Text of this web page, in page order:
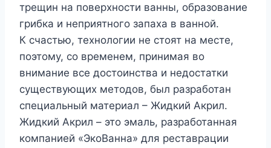
трещин на поверхности ванны, образование
грибка и неприятного запаха в ванной.
К счастью, технологии не стоят на месте,
поэтому, со временем, принимая во
внимание все достоинства и недостатки
существующих методов, был разработан
специальный материал – Жидкий Акрил.
Жидкий Акрил – это эмаль, разработанная
компанией «ЭкоВанна» для реставрации